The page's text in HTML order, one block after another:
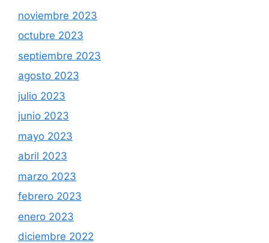
noviembre 2023
octubre 2023
septiembre 2023
agosto 2023
julio 2023
junio 2023
mayo 2023
abril 2023
marzo 2023
febrero 2023
enero 2023
diciembre 2022